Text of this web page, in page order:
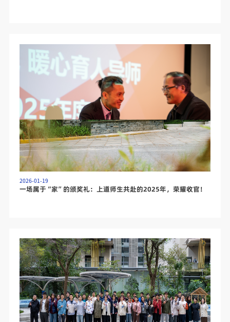
2026-01-19
一场属于“家”的颁奖礼：上道师生共赴的2025年，荣耀收官！